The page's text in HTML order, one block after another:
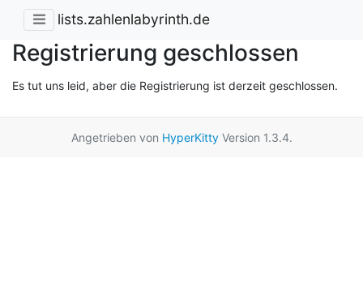
lists.zahlenlabyrinth.de
Registrierung geschlossen
Es tut uns leid, aber die Registrierung ist derzeit geschlossen.
Angetrieben von HyperKittyVersion 1.3.4.